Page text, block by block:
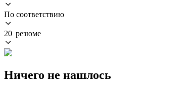
По соответствию
20 резюме
Ничего не нашлось